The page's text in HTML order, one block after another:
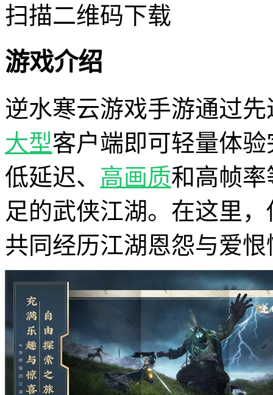
扫描二维码下载
游戏介绍
逆水寒云游戏手游通过
大型客户端即可轻量体
低延迟、 高画质和高帧
足的武侠江湖。在这里
共同经历江湖恩怨与爱恨